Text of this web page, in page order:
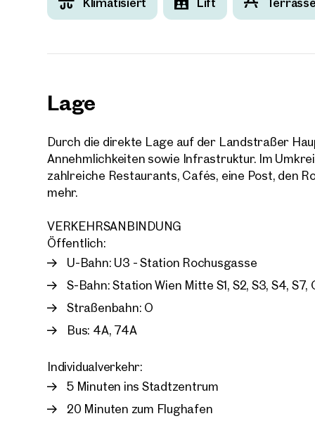
Lage
Durch die direkte Lage auf der Landstraßer
Annehmlichkeiten sowie Infrastruktur. Im
zahlreiche Restaurants, Cafés, eine Post, den
mehr.
VERKEHRSANBINDUNG
Öffentlich:
U-Bahn: U3 - Station Rochusgasse
S-Bahn: Station Wien Mitte S1, S2, S3, S4, S7,
Straßenbahn: O
Bus: 4A, 74A
Individualverkehr:
5 Minuten ins Stadtzentrum
20 Minuten zum Flughafen